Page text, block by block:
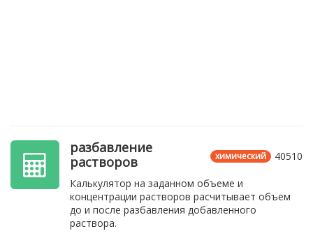
40510
химический
разбавление
растворов
Калькулятор на заданном объеме и
концентрации растворов расчитывает объем
до и после разбавления добавленного
раствора.